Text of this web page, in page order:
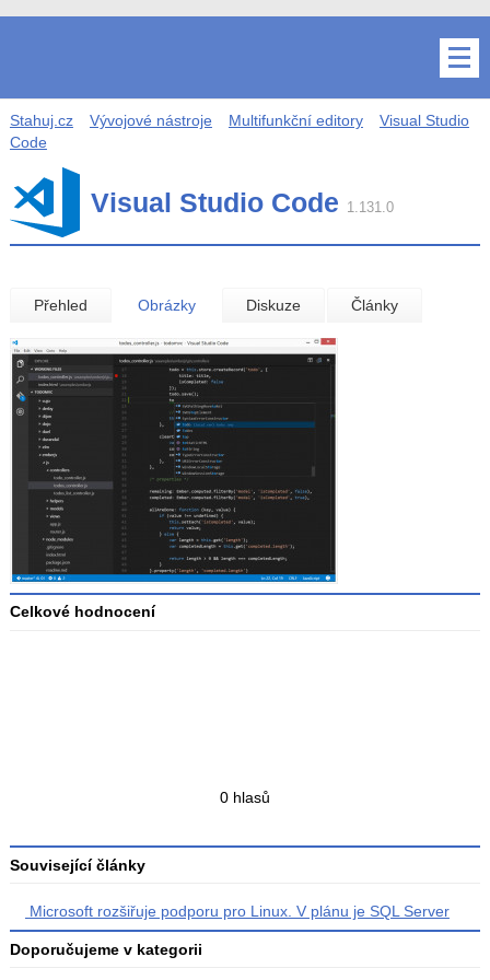
Stahuj.cz Vývojové nástroje Multifunkční editory
Visual Studio
Code
Visual Studio Code 1.131.0
Přehled Obrázky Diskuze Články
Celkové hodnocení
hodnocení
0 hlasů
Související články
Microsoft rozšiřuje podporu pro Linux. V plánu je SQL Server
Doporučujeme v kategorii